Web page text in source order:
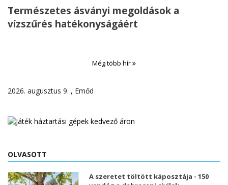
Természetes ásványi megoldások a
vízszűrés hatékonyságáért
Még több hír
2026. augusztus 9. , Emőd
OLVASOTT
A szeretet töltött káposztája - 150